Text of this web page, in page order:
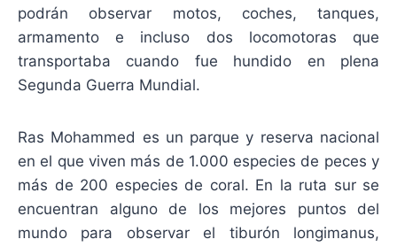
podrán observar motos, coches, tanques,
armamento e incluso dos locomotoras que
transportaba cuando fue hundido en plena
Segunda Guerra Mundial.
Ras Mohammed es un parque y reserva nacional
en el que viven más de 1.000 especies de peces y
más de 200 especies de coral. En la ruta sur se
encuentran alguno de los mejores puntos del
mundo para observar el tiburón longimanus,